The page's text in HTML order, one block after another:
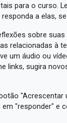
para o curso.
a elas,
sobre suas
relacionadas à
um áudio ou
links, sugira
"Acrescentar
em "responder" e